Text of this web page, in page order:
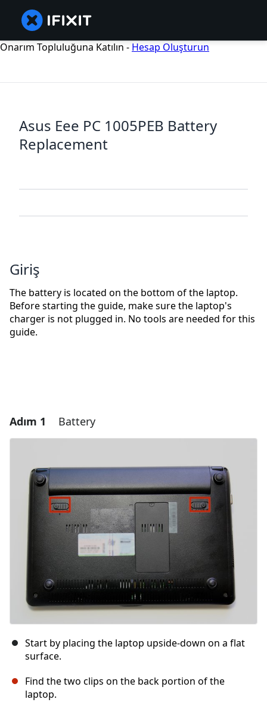
Onarım Topluluğuna Katılın - Hesap Oluşturun
Asus Eee PC 1005PEB Battery
Replacement
Giriş
The battery is located on the bottom of the laptop.
Before starting the guide, make sure the laptop's
charger is not plugged in. No tools are needed for this
guide.
Adım 1 Battery
Start by placing the laptop upside-down on a flat
surface.
Find the two clips on the back portion of the
laptop.